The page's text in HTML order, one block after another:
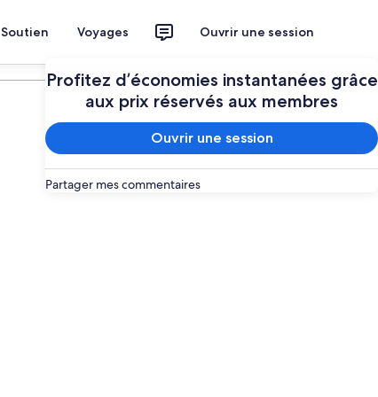
Soutien Voyages Ouvrir une session
Profitez d’économies instantanées grâce
aux prix réservés aux membres
Ouvrir une session
Partager mes commentaires
Planifier mon voyage